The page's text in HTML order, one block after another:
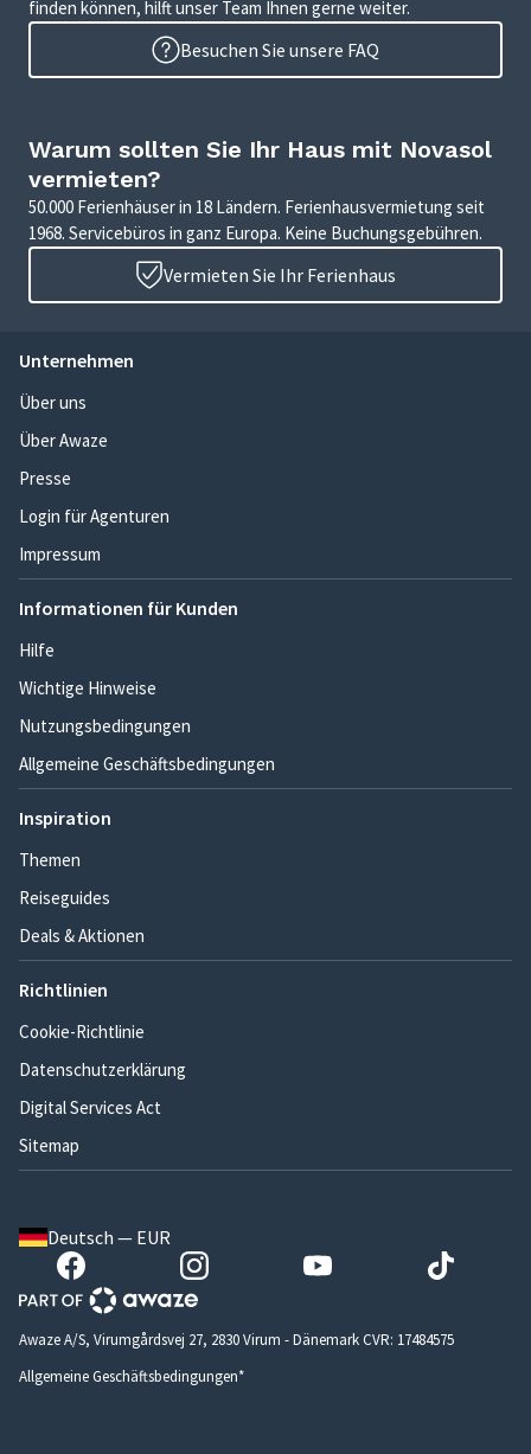
finden können, hilft unser Team Ihnen gerne weiter.
Besuchen Sie unsere FAQ
Warum sollten Sie Ihr Haus mit Novasol
vermieten?
50.000 Ferienhäuser in 18 Ländern. Ferienhausvermietung seit
1968. Servicebüros in ganz Europa. Keine Buchungsgebühren.
Vermieten Sie Ihr Ferienhaus
Unternehmen
Über uns
Über Awaze
Presse
Login für Agenturen
Impressum
Informationen für Kunden
Hilfe
Wichtige Hinweise
Nutzungsbedingungen
Allgemeine Geschäftsbedingungen
Inspiration
Themen
Reiseguides
Deals & Aktionen
Richtlinien
Cookie-Richtlinie
Datenschutzerklärung
Digital Services Act
Sitemap
Deutsch — EUR
Awaze A/S, Virumgårdsvej 27, 2830 Virum - Dänemark CVR: 17484575
Allgemeine Geschäftsbedingungen*